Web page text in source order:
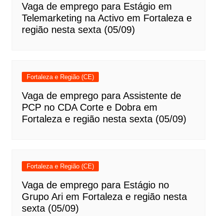
Vaga de emprego para Estágio em
Telemarketing na Activo em Fortaleza e
região nesta sexta (05/09)
Fortaleza e Região (CE)
Vaga de emprego para Assistente de
PCP no CDA Corte e Dobra em
Fortaleza e região nesta sexta (05/09)
Fortaleza e Região (CE)
Vaga de emprego para Estágio no
Grupo Ari em Fortaleza e região nesta
sexta (05/09)